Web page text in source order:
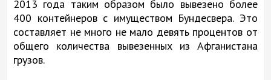
2013 года таким образом было вывезено более
400 контейнеров с имуществом Бундесвера. Это
составляет не много не мало девять процентов от
общего количества вывезенных из Афганистана
грузов.